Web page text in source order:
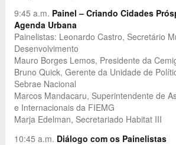
9:45 a.m. Painel – Criando Cidades
Agenda Urbana
Painelistas: Leonardo Castro, Secretário
Desenvolvimento
Mauro Borges Lemos, Presidente da
Bruno Quick, Gerente da Unidade de
Sebrae Nacional
Marcos Mandacaru, Superintendente de
e Internacionais da FIEMG
Marja Edelman, Secretariado Habitat III
10:45 a.m. Diálogo com os Painelistas